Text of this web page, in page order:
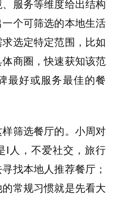
服务等维度给出结构
个可筛选的本地生活
选定特定范围，比如
商圈，快速获知该范
最好或服务最佳的餐
筛选餐厅的。小周对
I人，不爱社交，旅行
找本地人推荐餐厅；
常规习惯就是先看大